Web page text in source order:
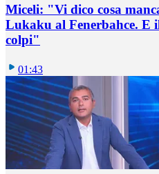
Miceli: "Vi dico cosa
Lukaku al Fenerbahce. E
colpi"
01:43